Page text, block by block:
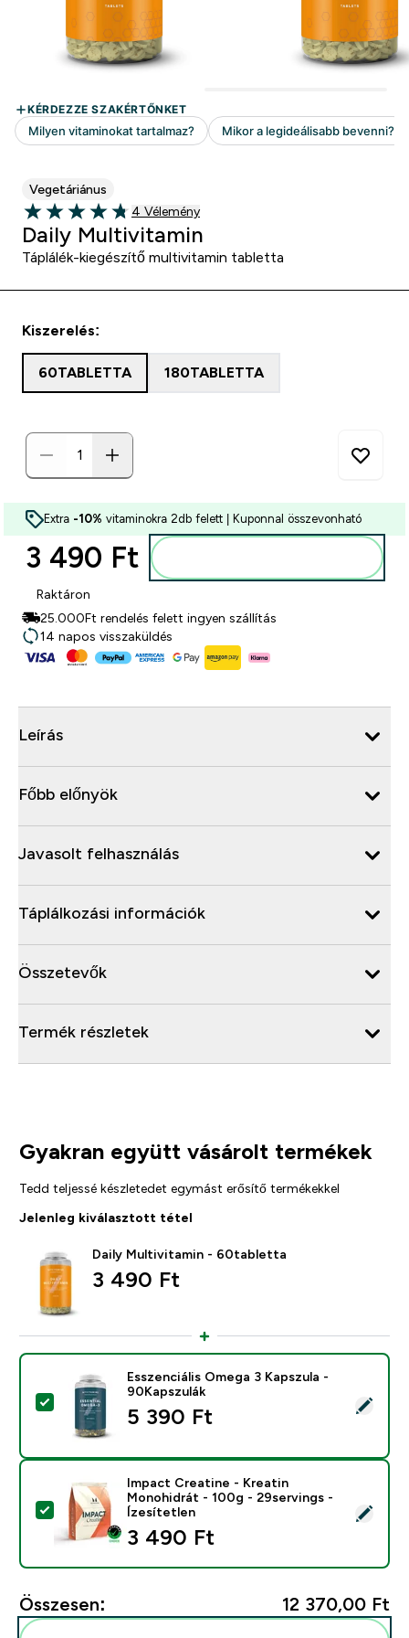
Vegetáriánus
4.75 out of 5 stars
4 customer reviews
4 Vélemény
Daily Multivitamin
Táplálék-kiegészítő multivitamin tabletta
Kiszerelés:
60TABLETTA 180TABLETTA
Extra -10% vitaminokra 2db felett | Kuponnal összevonható
3 490 Ft‎
Raktáron
25.000Ft rendelés felett ingyen szállítás
14 napos visszaküldés
Leírás
Főbb előnyök
Javasolt felhasználás
Táplálkozási információk
Összetevők
Termék részletek
Gyakran együtt vásárolt termékek
Tedd teljessé készletedet egymást erősítő termékekkel
Jelenleg kiválasztott tétel
Daily Multivitamin - 60tabletta
3 490 Ft‎
Termék kiválasztása - Esszenciális Omega 3 Kapszula
Esszenciális Omega 3 Kapszula -
90Kapszulák
5 390 Ft‎
Termék kiválasztása - Impact Creatine - Kreatin
Impact Creatine - Kreatin
Monohidrát - 100g - 29servings -
Ízesítetlen
3 490 Ft‎
Összesen: 12 370,00 Ft‎